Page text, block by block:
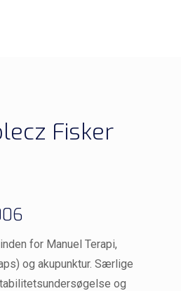
Fisker
for Manuel Terapi,
og akupunktur. Særlige
og